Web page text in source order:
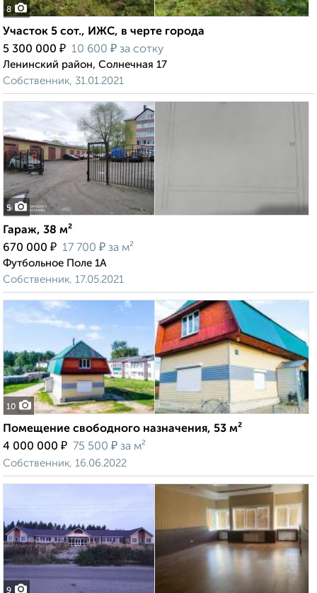
8
Участок 5 сот., ИЖС, в черте города
5 300 000 ₽ 10 600 ₽ за сотку
Ленинский район, Солнечная 17
Собственник, 31.01.2021
5
Гараж, 38 м²
670 000 ₽ 17 700 ₽ за м²
Футбольное Поле 1А
Собственник, 17.05.2021
10
Помещение свободного назначения, 53 м²
4 000 000 ₽ 75 500 ₽ за м²
Собственник, 16.06.2022
9